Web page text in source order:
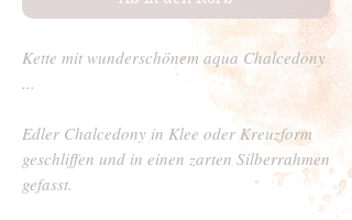
Kette mit wunderschönem aqua Chalcedony
...
Edler Chalcedony in Klee oder Kreuzform
geschliffen und in einen zarten Silberrahmen
gefasst.